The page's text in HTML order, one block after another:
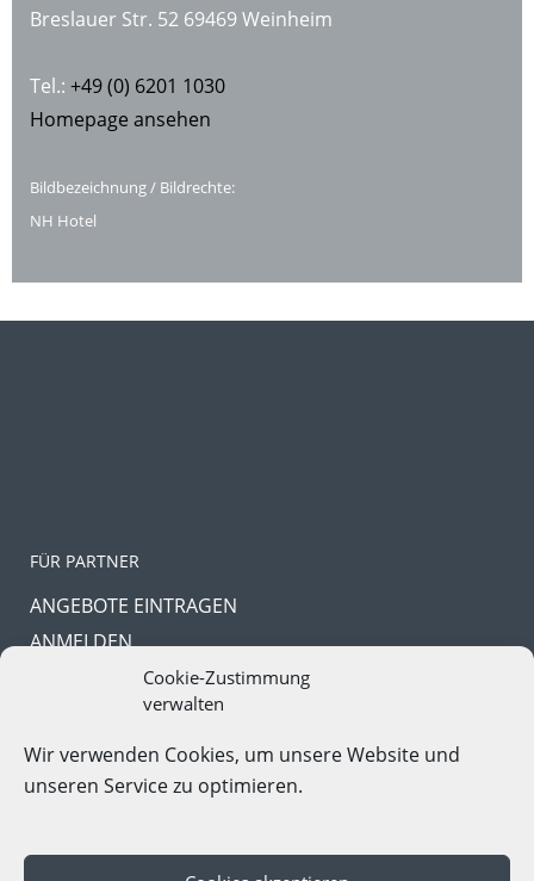
Cookie-Zustimmung
verwalten
Wir verwenden Cookies, um unsere Website und
unseren Service zu optimieren.
Breslauer Str. 52 69469 Weinheim
Tel.: +49 (0) 6201 1030
Homepage ansehen
Bildbezeichnung / Bildrechte:
NH Hotel
FÜR PARTNER
ANGEBOTE EINTRAGEN
ANMELDEN
PASSWORT VERGESSEN